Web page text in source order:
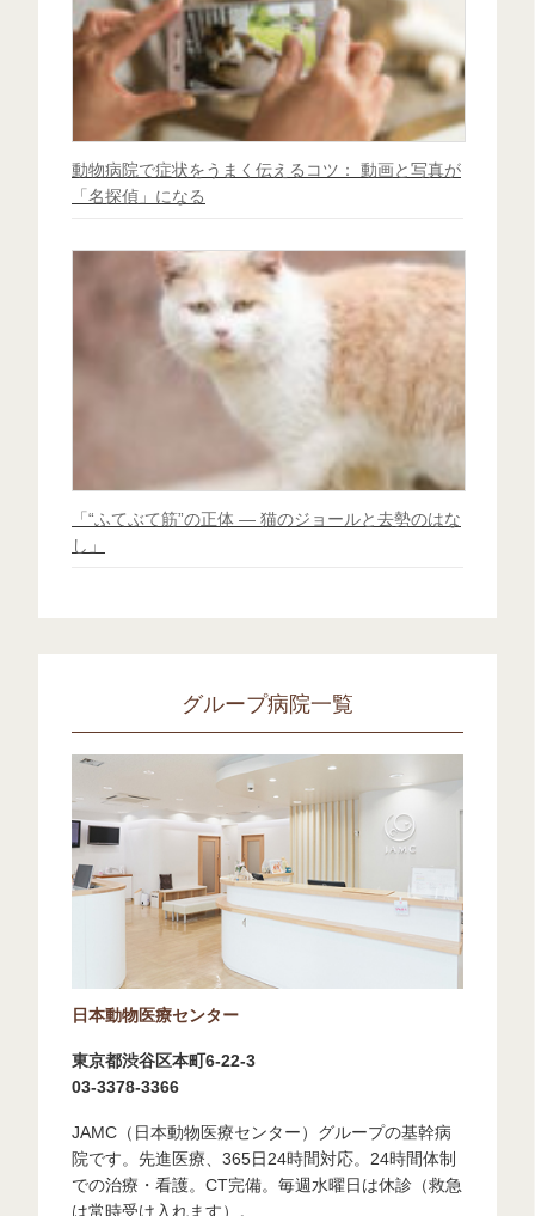
動物病院で症状をうまく伝えるコツ： 動画と写真が
「名探偵」になる
「“ふてぶて筋”の正体 ― 猫のジョールと去勢のはな
し」
グループ病院一覧
日本動物医療センター
東京都渋谷区本町6-22-3
03-3378-3366
JAMC（日本動物医療センター）グループの基幹病
院です。先進医療、365日24時間対応。24時間体制
での治療・看護。CT完備。毎週水曜日は休診（救急
は常時受け入れます）。